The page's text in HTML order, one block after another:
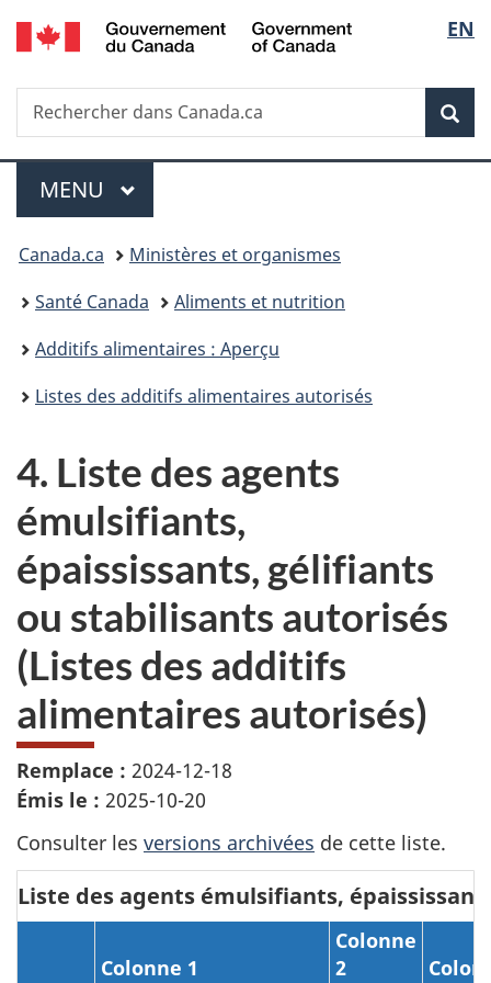
Passer
au
principal
Passer
à
Au
du
Passer
à
version
simplifiée
de
la
EN
Recherche
Rechercher
dans
Menu
MENU PRINCIPAL
Vous
êtes
ici :
Canada.ca
Ministères et organismes
Santé Canada
Aliments et nutrition
Additifs alimentaires : Aperçu
Listes des additifs alimentaires autorisés
4. Liste des agents
émulsifiants,
épaississants, gélifiants
ou stabilisants autorisés
(Listes des additifs
alimentaires autorisés)
Remplace : 2024-12-18
Émis le : 2025-10-20
Consulter les versions archivées de cette liste.
Liste des agents émulsifiants,
Colonne 1
Colonne
2